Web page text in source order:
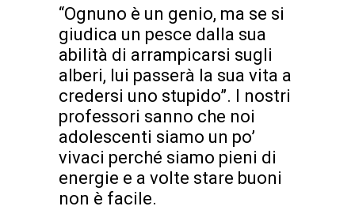
“Ognuno è un genio, ma se si
giudica un pesce dalla sua
abilità di arrampicarsi sugli
alberi, lui passerà la sua vita a
credersi uno stupido”. I nostri
professori sanno che noi
adolescenti siamo un po’
vivaci perché siamo pieni di
energie e a volte stare buoni
non è facile.